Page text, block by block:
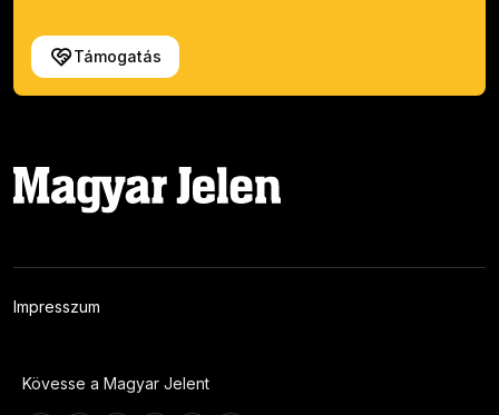
Támogatás
Impresszum
Kövesse a Magyar Jelent